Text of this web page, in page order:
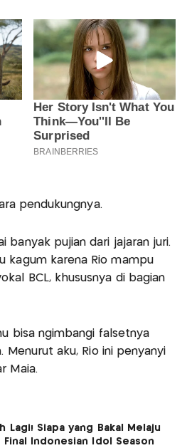
pendukungnya.
banyak pujian dari jajaran juri.
kagum karena Rio mampu
BCL, khususnya di bagian
bisa ngimbangi falsetnya
Menurut aku, Rio ini penyanyi
Maia.
Lagi! Siapa yang Bakal Melaju
Final Indonesian Idol Season